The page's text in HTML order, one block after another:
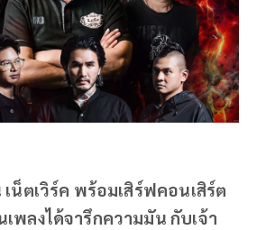
น็ตเวิร์ค พร้อมเสิร์ฟคอนเสิร์ต
พลงได้จารึกความมัน กับเจ้า